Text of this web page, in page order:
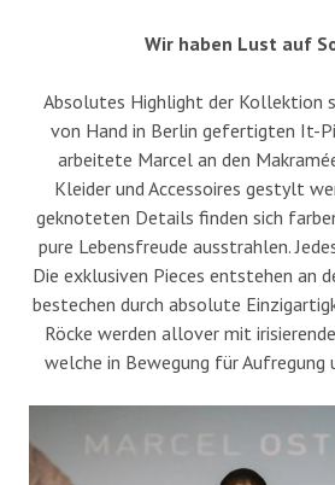
Wir haben Lust auf
Absolutes Highlight der Kollektion
von Hand in Berlin gefertigten It-
arbeitete Marcel an den
Kleider und Accessoires gestylt
geknoteten Details finden sich
pure Lebensfreude ausstrahlen.
Die exklusiven Pieces entstehen an
bestechen durch absolute
Röcke werden allover mit
welche in Bewegung für Aufregung